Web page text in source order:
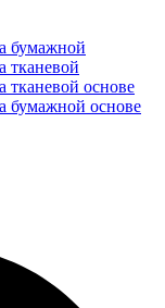
бумажной
тканевой
тканевой основе
бумажной основе